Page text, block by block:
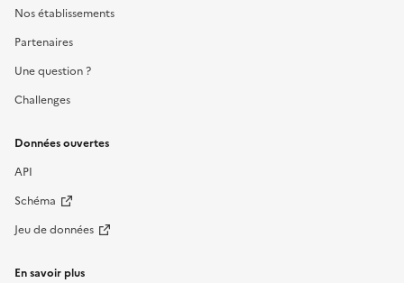
Nos établissements
Partenaires
Une question ?
Challenges
Données ouvertes
API
Schéma
Jeu de données
En savoir plus